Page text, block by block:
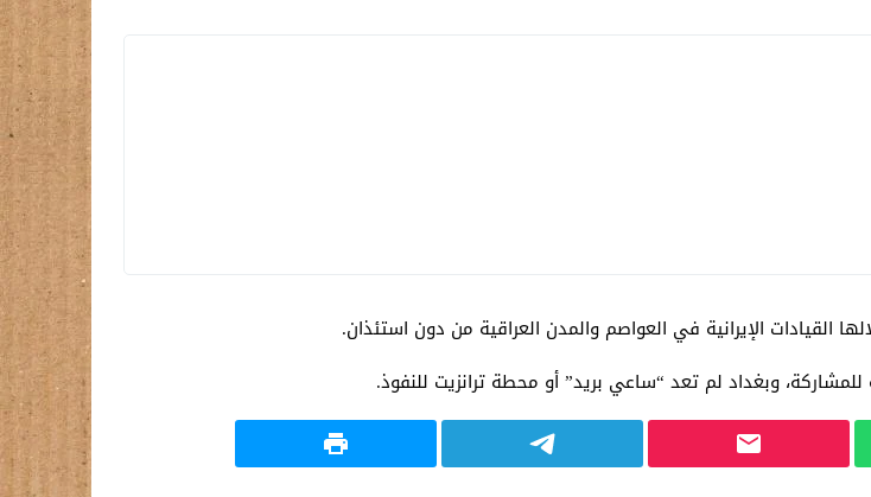
القيادات الإيرانية في العواصم والمدن العراقية من دون استئذان.
وبغداد لم تعد “ساعي بريد” أو محطة ترانزيت للنفوذ.